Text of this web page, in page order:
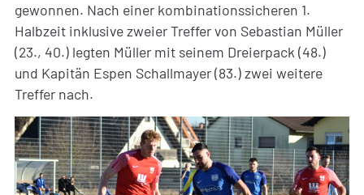
gewonnen. Nach einer kombinationssicheren 1.
Halbzeit inklusive zweier Treffer von Sebastian Müller
(23., 40.) legten Müller mit seinem Dreierpack (48.)
und Kapitän Espen Schallmayer (83.) zwei weitere
Treffer nach.